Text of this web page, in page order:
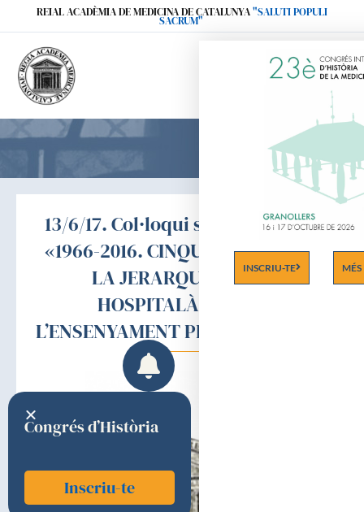
REIAL ACADÈMIA DE MEDICINA DE CATALUNYA"SALUTI POPULI
SACRUM"
13/6/17. Col·loqui sobre el tema :
«1966-2016. CINQUANTENARI DE
LA JERARQUITZACIÓ
HOSPITALÀRIA I DE
L’ENSENYAMENT PER LA VIA MIR»
Congrés d’Història
Inscriu-te
INSCRIU-TE